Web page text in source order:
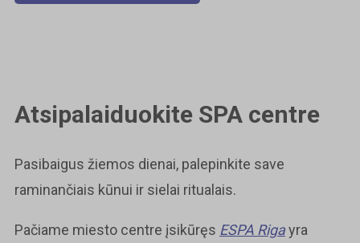
Atsipalaiduokite SPA centre
Pasibaigus žiemos dienai, palepinkite save
raminančiais kūnui ir sielai ritualais.
Pačiame miesto centre įsikūręs ESPA Rigayra